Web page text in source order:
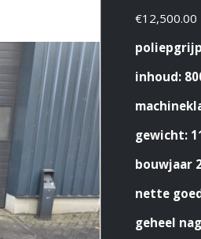
€12,500.00
inhoud:
gewicht:
bouwjaar
nette
geheel